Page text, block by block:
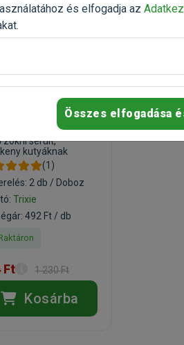
Csúszásgátló
S-M
zokni sérült,
kutyáknak
(1)
2 db / Doboz
Trixie
492 Ft / db
Ft 1 230 Ft
Kosárba
és elfogadja az
Összes elfogadása